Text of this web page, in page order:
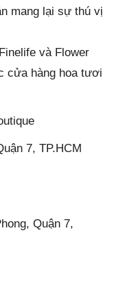
mang lại sự thú vị
và Flower
cửa hàng hoa tươi
7, TP.HCM
Quận 7,